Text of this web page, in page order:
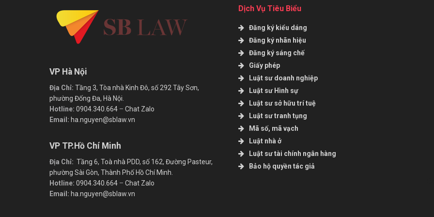
VP Hà Nội
Địa Chỉ: Tầng 3, Tòa nhà Kinh Đô, số 292 Tây Sơn,
phường Đống Đa, Hà Nội.
Hotline: 0904.340.664 – Chat Zalo
Email: ha.nguyen@sblaw.vn
VP TP.Hồ Chí Minh
Địa Chỉ: Tầng 6, Toà nhà PDD, số 162, Đường Pasteur,
phường Sài Gòn, Thành Phố Hồ Chí Minh.
Hotline: 0904.340.664 – Chat Zalo
Email: ha.nguyen@sblaw.vn
Dịch Vụ Tiêu Biểu
Đăng ký kiểu dáng
Đăng ký nhãn hiệu
Đăng ký sáng chế
Giấy phép
Luật sư doanh nghiệp
Luật sư Hình sự
Luật sư sở hữu trí tuệ
Luật sư tranh tụng
Mã số, mã vạch
Luật nhà ở
Luật sư tài chính ngân hàng
Bảo hộ quyền tác giả